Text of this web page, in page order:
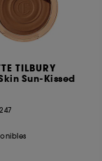
TILBURY
Sun-Kissed
247